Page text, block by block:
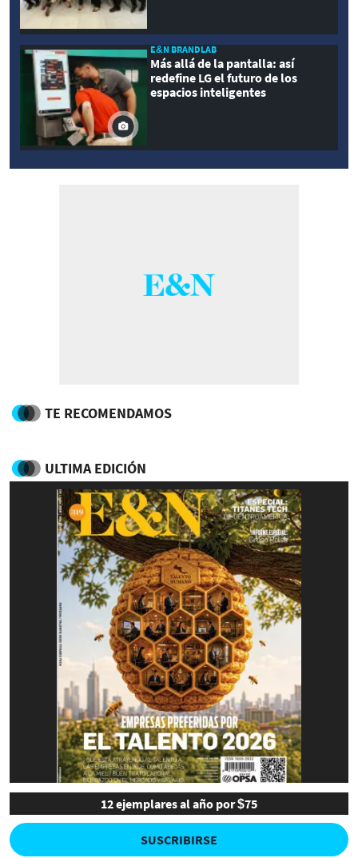
E&N BRANDLAB
Más allá de la pantalla: así
redefine LG el futuro de los
espacios inteligentes
TE RECOMENDAMOS
ULTIMA EDICIÓN
12 ejemplares al año por $75
SUSCRIBIRSE